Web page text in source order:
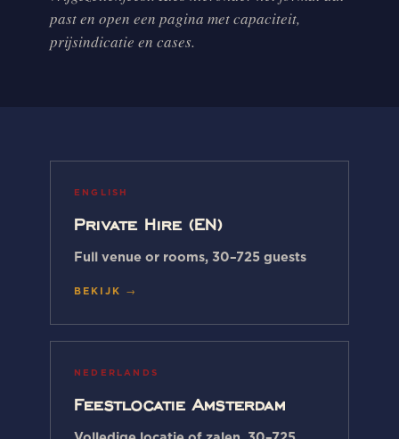
past en open een pagina met capaciteit,
prijsindicatie en cases.
ENGLISH
Private Hire (EN)
Full venue or rooms, 30–725 guests
BEKIJK →
NEDERLANDS
Feestlocatie Amsterdam